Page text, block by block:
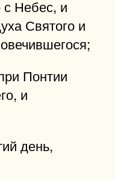
Небес, и
Святого и
Понтии
и
день,